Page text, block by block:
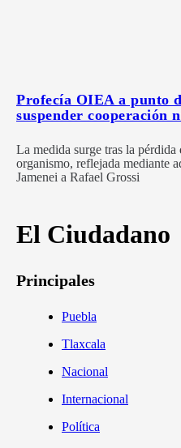
Profecía OIEA a punto
suspender cooperación
La medida surge tras la
organismo, reflejada mediante
Jamenei a Rafael Grossi
El Ciudadano
Principales
Puebla
Tlaxcala
Nacional
Internacional
Política